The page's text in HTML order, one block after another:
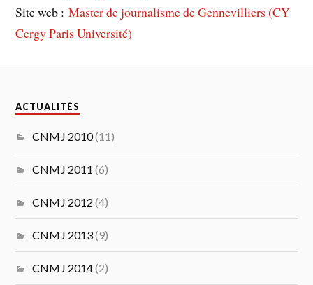
Site web :Master de journalisme de Gennevilliers (CY
Cergy Paris Université)
ACTUALITÉS
CNMJ 2010(11)
CNMJ 2011 (6)
CNMJ 2012 (4)
CNMJ 2013(9)
CNMJ 2014(2)